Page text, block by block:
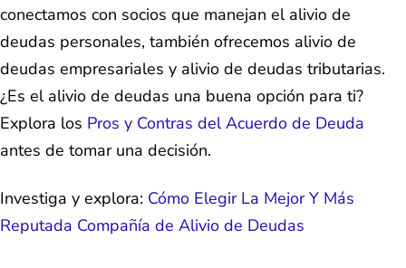
conectamos con socios que manejan el alivio de
deudas personales, también ofrecemos alivio de
deudas empresariales y alivio de deudas tributarias.
¿Es el alivio de deudas una buena opción para ti?
Explora los Pros y Contras del Acuerdo de Deuda
antes de tomar una decisión.
Investiga y explora: Cómo Elegir La Mejor Y Más
Reputada Compañía de Alivio de Deudas